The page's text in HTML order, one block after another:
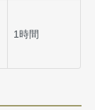
1時間